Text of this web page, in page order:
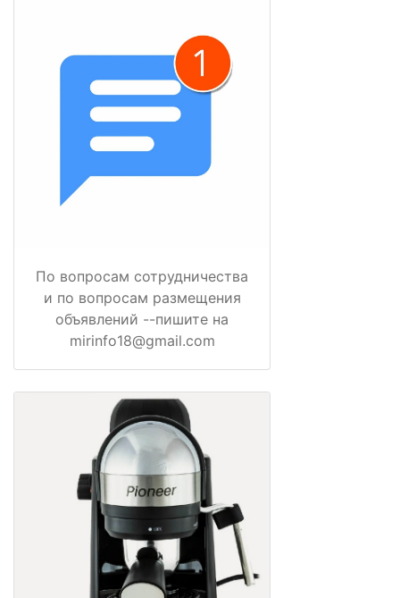
По вопросам сотрудничества
и по вопросам размещения
объявлений --пишите на
mirinfo18@gmail.com